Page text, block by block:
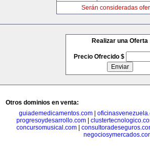
Serán consideradas
Realizar una Oferta
Precio Ofrecido $
Otros dominios en venta:
guiademedicamentos.com|
progresoydesarrollo.com|
concursomusical.com